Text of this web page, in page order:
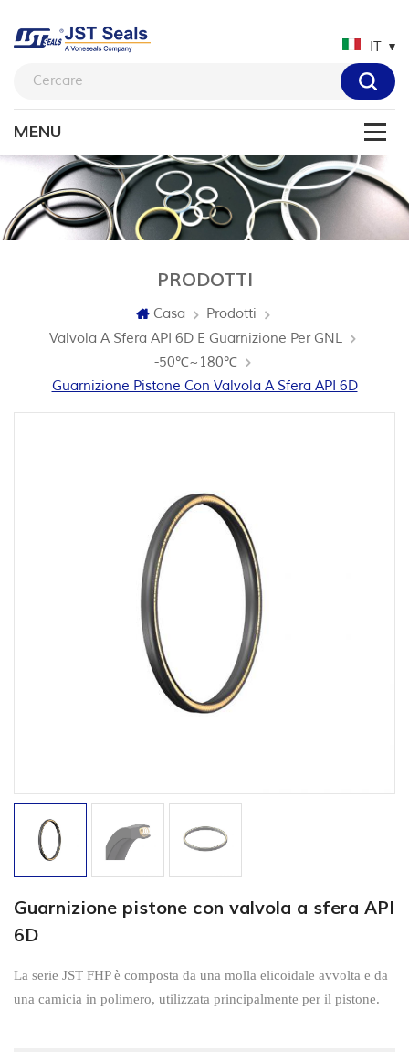
IT
PRODOTTI
Casa
Prodotti
Valvola A Sfera API 6D E Guarnizione Per GNL
-50℃~180℃
Guarnizione Pistone Con Valvola A Sfera API 6D
Guarnizione pistone con valvola a sfera API
6D
La serie JST FHP è composta da una molla elicoidale avvolta e da
una camicia in polimero, utilizzata principalmente per il pistone.